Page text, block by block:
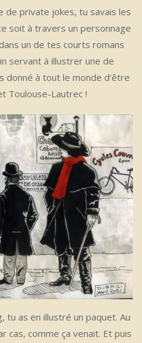
de private jokes, tu savais les
soit à travers un personnage
un de tes courts romans
servant à illustrer une de
donné à tout le monde d’être
Toulouse-Lautrec !
tu as en illustré un paquet. Au
cas, comme ça venait. Et puis